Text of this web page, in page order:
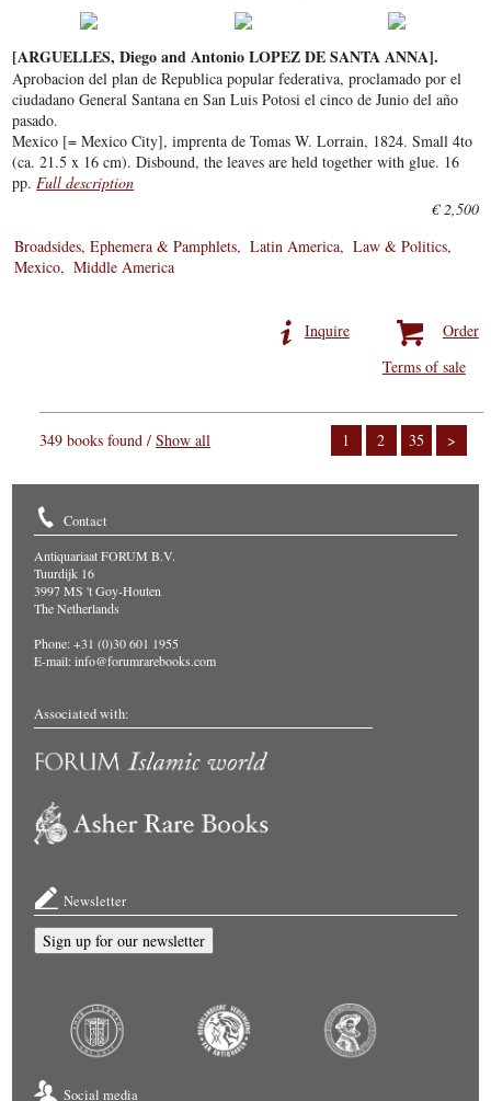
[ARGUELLES, Diego and Antonio LOPEZ DE SANTA ANNA].
Aprobacion del plan de Republica popular federativa, proclamado por el
ciudadano General Santana en San Luis Potosi el cinco de Junio del año
pasado.
Mexico [= Mexico City], imprenta de Tomas W. Lorrain, 1824. Small 4to
(ca. 21.5 x 16 cm). Disbound, the leaves are held together with glue. 16
pp.Full description
€ 2,500
Broadsides, Ephemera & Pamphlets
Latin America
Law & Politics
Mexico
Middle America
Order
Inquire
Terms of sale
1 2 35 >
349 books found /Show all
Contact
Antiquariaat FORUM B.V.
Tuurdijk 16
3997 MS 't Goy-Houten
The Netherlands
Phone: +31 (0)30 601 1955
E-mail:info@forumrarebooks.com
Associated with:
Newsletter
Sign up for our newsletter
Social media